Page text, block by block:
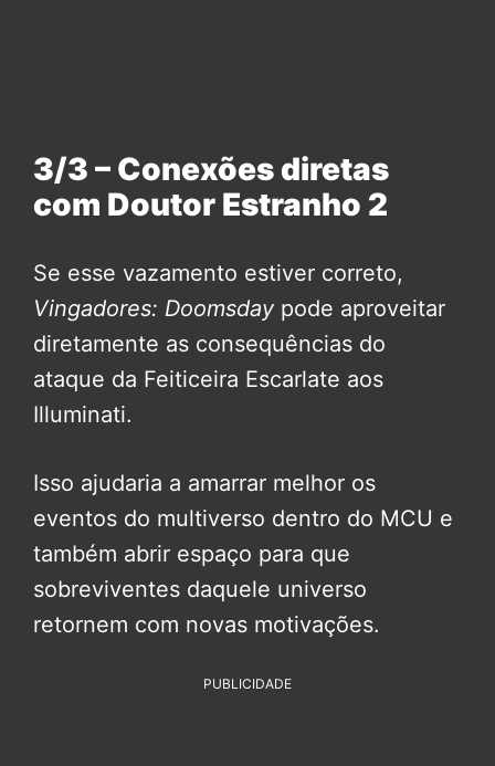
3/3 – Conexões diretas
com Doutor Estranho 2
Se esse vazamento estiver correto,
Vingadores: Doomsday pode aproveitar
diretamente as consequências do
ataque da Feiticeira Escarlate aos
Illuminati.
Isso ajudaria a amarrar melhor os
eventos do multiverso dentro do MCU e
também abrir espaço para que
sobreviventes daquele universo
retornem com novas motivações.
PUBLICIDADE